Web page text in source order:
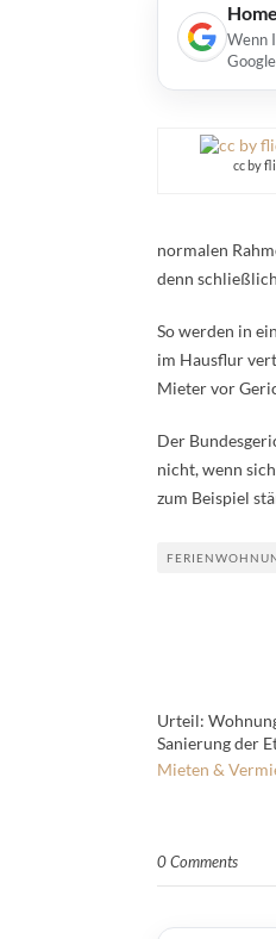
Wenn
cc by
normalen
denn
So werden in
im Hausflur
Mieter vor
Der
nicht, wenn
zum Beispiel
Urteil:
Sanierung der
Mieten &
0 Comments